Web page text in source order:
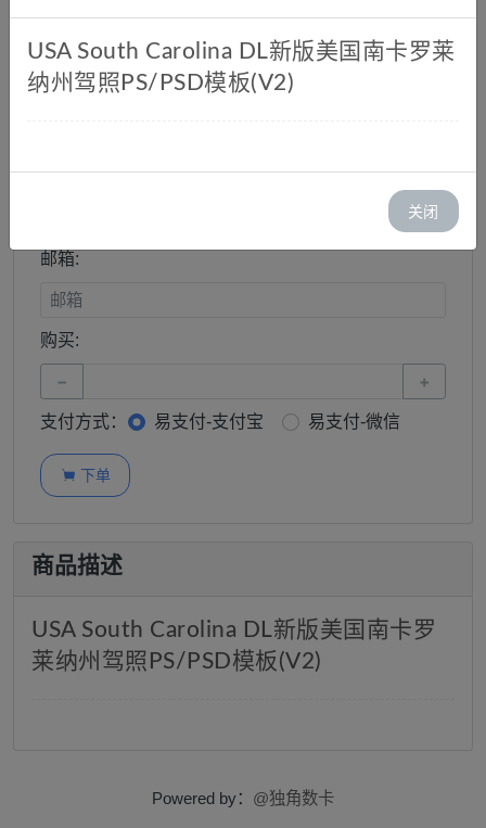
库存：1
邮箱:
购买:
− +
支付方式： 易支付-支付宝 易支付-微信
 下单
商品描述
USA South Carolina DL新版美国南卡罗
莱纳州驾照PS/PSD模板(V2)
USA South Carolina DL新版美国南卡罗莱
纳州驾照PS/PSD模板(V2)
关闭
Powered by： @独角数卡